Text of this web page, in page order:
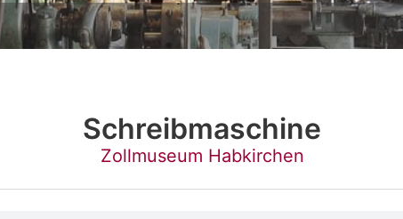
Schreibmaschine
Zollmuseum Habkirchen